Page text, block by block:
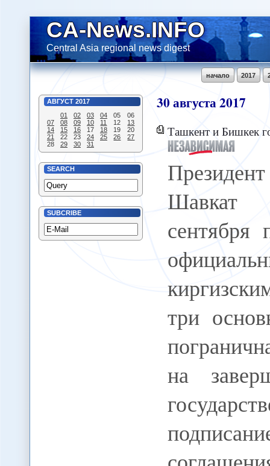
CA-News.INFO
Central Asia regional news digest
2017
начало
АВГУСТ 2017
01
02 03 04 05
06
07
08 09 10 11 12
13
14
15 16 17 18 19
20
21
22 23 24 25 26
27
28
29 30 31
SEARCH
SUBCRIBE
30августа2017
Ташкент и Бишкек
три
на